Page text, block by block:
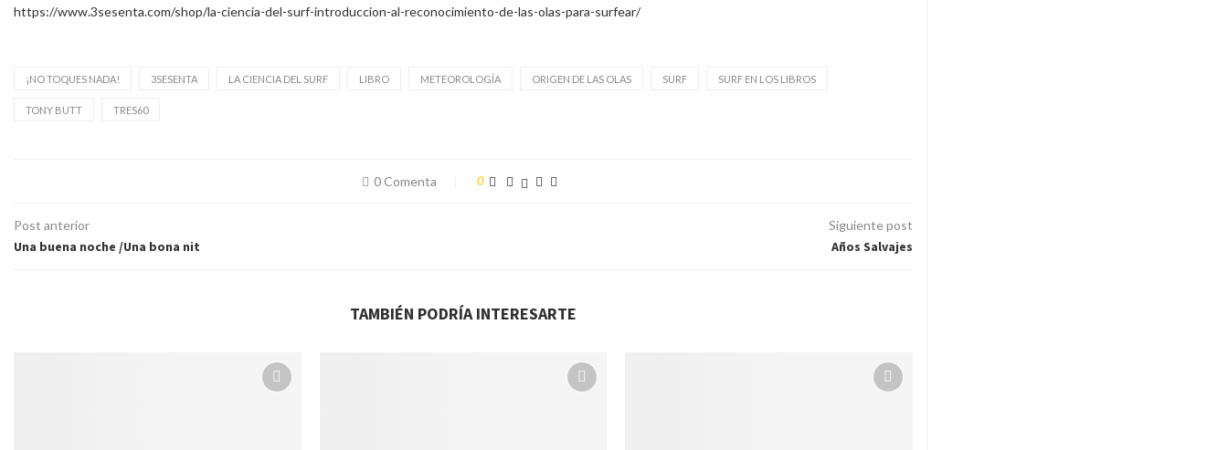
https://www.3sesenta.com/shop/la-ciencia-del-surf-introduccion-al-reconocimiento-de-las-olas-para-surfear/
¡NO TOQUES NADA! 3SESENTA LA CIENCIA DEL SURF LIBRO METEOROLOGÍA ORIGEN DE LAS OLAS SURF SURF EN LOS LIBROS
TONY BUTT TRES60
0 Comenta 0
Post anterior
Una buena noche /Una bona nit
Siguiente post
Años Salvajes
TAMBIÉN PODRÍA INTERESARTE